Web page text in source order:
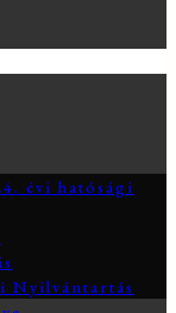
évi hatósági
Nyilvántartás